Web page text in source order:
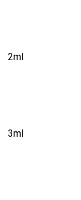
2ml
3ml